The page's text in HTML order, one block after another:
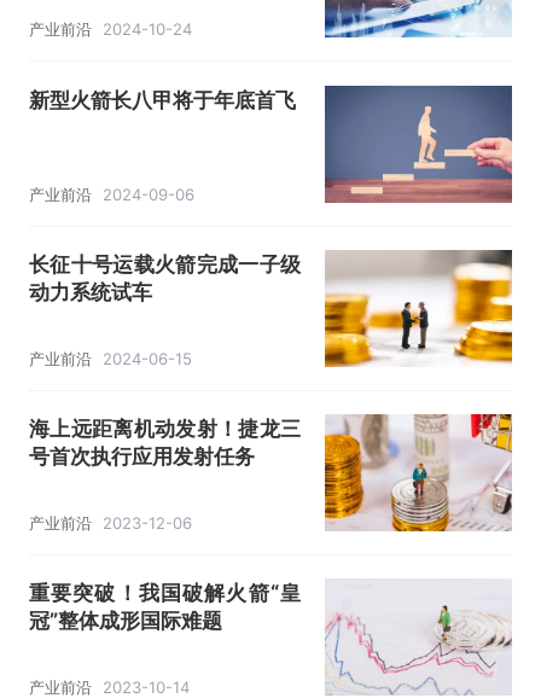
产业前沿 2024-10-24
新型火箭长八甲将于年底首飞
产业前沿 2024-09-06
长征十号运载火箭完成一子级
动力系统试车
产业前沿 2024-06-15
海上远距离机动发射！捷龙三
号首次执行应用发射任务
产业前沿 2023-12-06
重要突破！我国破解火箭“皇
冠”整体成形国际难题
产业前沿 2023-10-14